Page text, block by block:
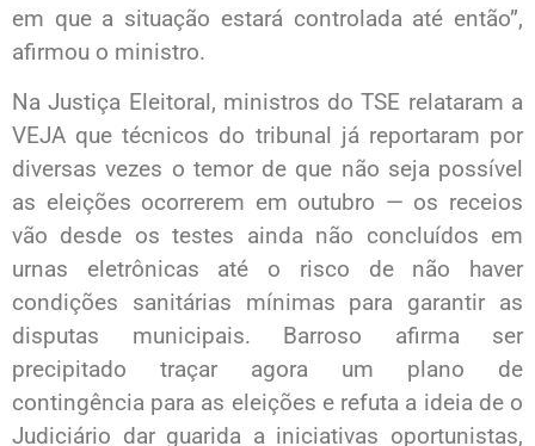
em que a situação estará controlada até então”,
afirmou o ministro.
Na Justiça Eleitoral, ministros do TSE relataram a
VEJA que técnicos do tribunal já reportaram por
diversas vezes o temor de que não seja possível
as eleições ocorrerem em outubro — os receios
vão desde os testes ainda não concluídos em
urnas eletrônicas até o risco de não haver
condições sanitárias mínimas para garantir as
disputas municipais. Barroso afirma ser
precipitado traçar agora um plano de
contingência para as eleições e refuta a ideia de o
Judiciário dar guarida a iniciativas oportunistas,